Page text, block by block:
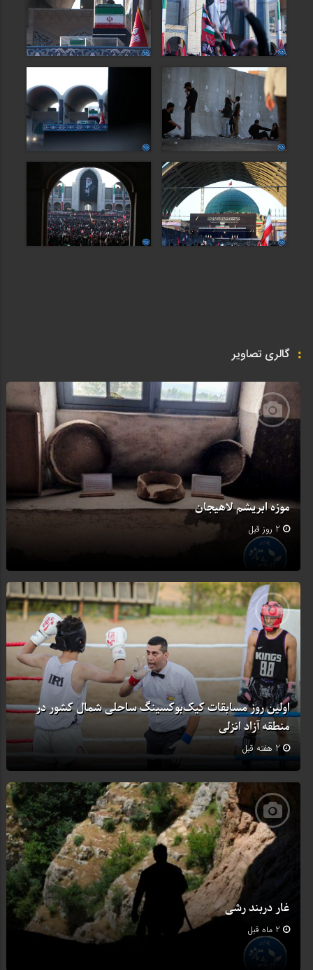
گالری تصاویر
موزه ابریشم لاهیجان
2 روز قبل
اولین روز مسابقات کیک‌بوکسینگ ساحلی شمال کشور در
منطقه آزاد انزلی
2 هفته قبل
غار دربند رشی
2 ماه قبل